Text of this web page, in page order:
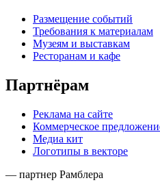
Размещение событий
Требования к материалам
Музеям и выставкам
Ресторанам и кафе
Партнёрам
Реклама на сайте
Коммерческое
Медиа кит
Логотипы в векторе
— партнер Рамблера